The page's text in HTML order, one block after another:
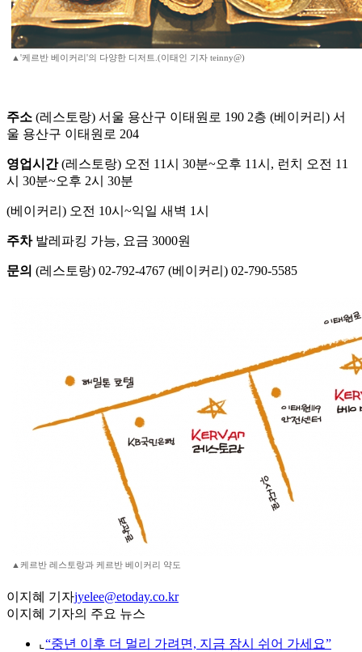
▲'케르반 베이커리'의 다양한 디저트.(이태인 기자 teinny@)
주소 (레스토랑) 서울 용산구 이태원로 190 2층 (베이커리) 서
울 용산구 이태원로 204
영업시간(레스토랑) 오전 11시 30분~오후 11시, 런치 오전 11
시 30분~오후 2시 30분
(베이커리) 오전 10시~익일 새벽 1시
주차발레파킹 가능, 요금 3000원
문의 (레스토랑) 02-792-4767 (베이커리) 02-790-5585
▲케르반 레스토랑과 케르반 베이커리 약도
이지혜 기자jyelee@etoday.co.kr
이지혜 기자의 주요 뉴스
⌞ “중년 이후 더 멀리 가려면, 지금 잠시 쉬어 가세요”